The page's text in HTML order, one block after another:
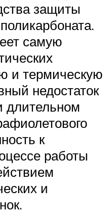
защиты
самую
и термическую
недостаток
к
работы
и